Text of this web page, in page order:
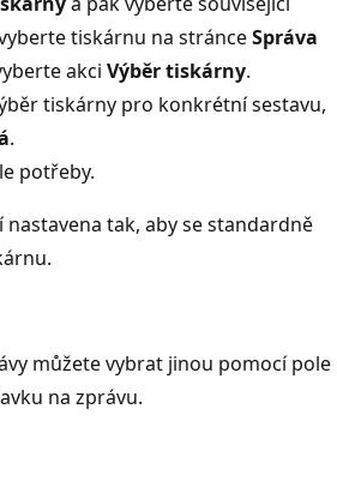
tiskárnu na stránceSpráva
akci Výběr tiskárny.
tiskárny pro konkrétní sestavu,
.
potřeby.
nastavena tak, aby se standardně
můžete vybrat jinou pomocí pole
na zprávu.